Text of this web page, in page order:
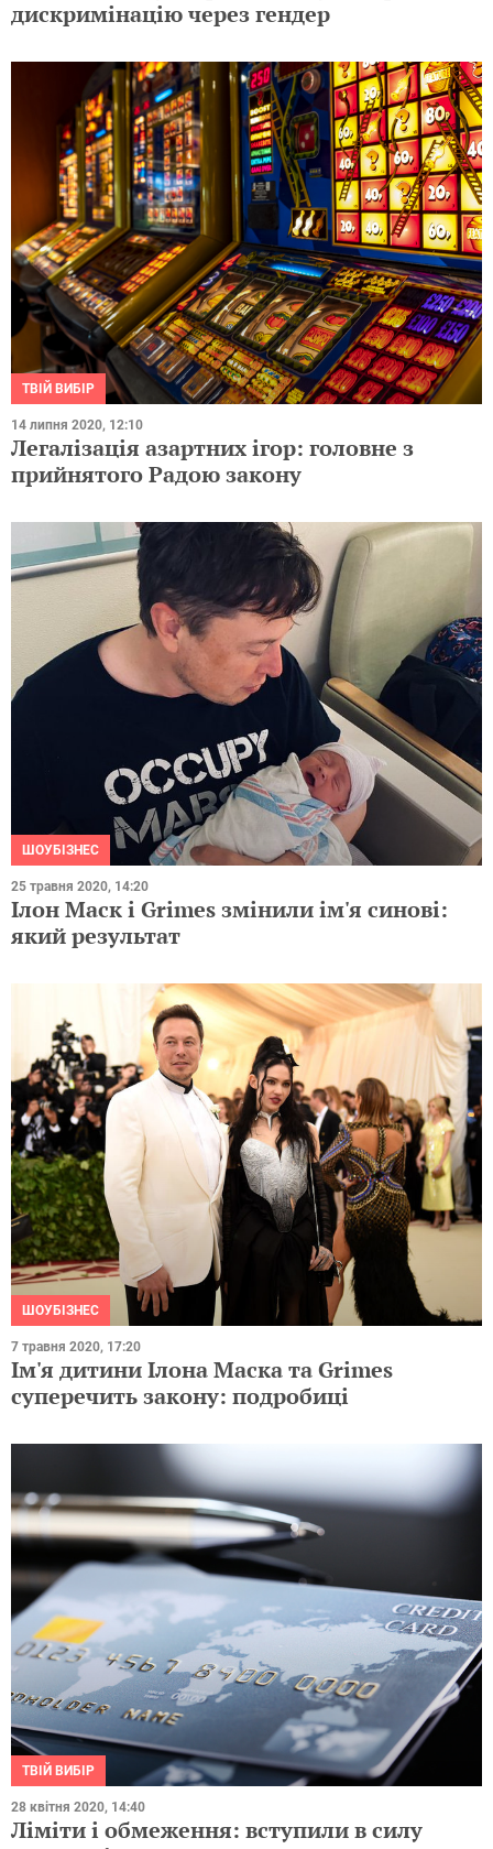
дискримінацію через гендер
ТВІЙ ВИБІР
14 липня 2020, 12:10
Легалізація азартних ігор: головне з
прийнятого Радою закону
ШОУБІЗНЕС
25 травня 2020, 14:20
Ілон Маск і Grimes змінили ім'я синові:
який результат
ШОУБІЗНЕС
7 травня 2020, 17:20
Ім'я дитини Ілона Маска та Grimes
суперечить закону: подробиці
ТВІЙ ВИБІР
28 квітня 2020, 14:40
Ліміти і обмеження: вступили в силу